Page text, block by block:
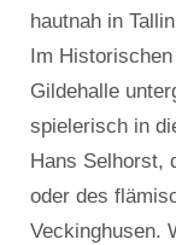
hautnah in
Im
Gildehalle
spielerisch in
Hans Selhorst,
oder des
Veckinghusen.